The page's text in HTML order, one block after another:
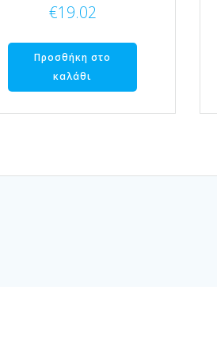
€19.02
Προσθήκη στο
καλάθι